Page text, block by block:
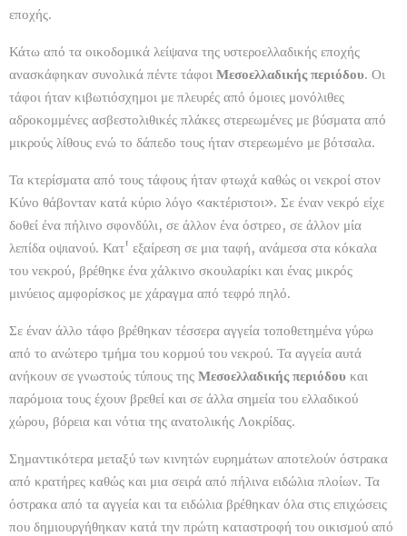
εποχής.
Κάτω από τα οικοδομικά λείψανα της υστεροελλαδικής εποχής
ανασκάφηκαν συνολικά πέντε τάφοι Μεσοελλαδικής περιόδου. Οι
τάφοι ήταν κιβωτιόσχημοι με πλευρές από όμοιες μονόλιθες
αδροκομμένες ασβεστολιθικές πλάκες στερεωμένες με βύσματα από
μικρούς λίθους ενώ το δάπεδο τους ήταν στερεωμένο με βότσαλα.
Τα κτερίσματα από τους τάφους ήταν φτωχά καθώς οι νεκροί στον
Κύνο θάβονταν κατά κύριο λόγο «ακτέριστοι». Σε έναν νεκρό είχε
δοθεί ένα πήλινο σφονδύλι, σε άλλον ένα όστρεο, σε άλλον μία
λεπίδα οψιανού. Κατ' εξαίρεση σε μια ταφή, ανάμεσα στα κόκαλα
του νεκρού, βρέθηκε ένα χάλκινο σκουλαρίκι και ένας μικρός
μινύειος αμφορίσκος με χάραγμα από τεφρό πηλό.
Σε έναν άλλο τάφο βρέθηκαν τέσσερα αγγεία τοποθετημένα γύρω
από το ανώτερο τμήμα του κορμού του νεκρού. Τα αγγεία αυτά
ανήκουν σε γνωστούς τύπους της Μεσοελλαδικής περιόδου και
παρόμοια τους έχουν βρεθεί και σε άλλα σημεία του ελλαδικού
χώρου, βόρεια και νότια της ανατολικής Λοκρίδας.
Σημαντικότερα μεταξύ των κινητών ευρημάτων αποτελούν όστρακα
από κρατήρες καθώς και μια σειρά από πήλινα ειδώλια πλοίων. Τα
όστρακα από τα αγγεία και τα ειδώλια βρέθηκαν όλα στις επιχώσεις
που δημιουργήθηκαν κατά την πρώτη καταστροφή του οικισμού από